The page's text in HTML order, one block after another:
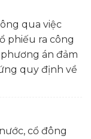
qua việc
phiếu ra công
án đảm
quy định về
cổ đông